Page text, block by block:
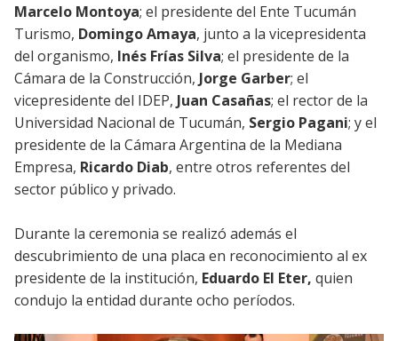
Marcelo Montoya; el presidente del Ente Tucumán
Turismo, Domingo Amaya, junto a la vicepresidenta
del organismo, Inés Frías Silva; el presidente de la
Cámara de la Construcción, Jorge Garber; el
vicepresidente del IDEP, Juan Casañas; el rector de la
Universidad Nacional de Tucumán, Sergio Pagani; y el
presidente de la Cámara Argentina de la Mediana
Empresa, Ricardo Diab, entre otros referentes del
sector público y privado.
Durante la ceremonia se realizó además el
descubrimiento de una placa en reconocimiento al ex
presidente de la institución, Eduardo El Eter, quien
condujo la entidad durante ocho períodos.